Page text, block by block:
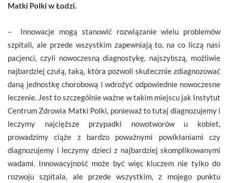
Matki Polki w Łodzi.
– Innowacje mogą stanowić rozwiązanie wielu problemów
szpitali, ale przede wszystkim zapewniają to, na co liczą nasi
pacjenci, czyli nowoczesną diagnostykę, najszybszą, możliwie
najbardziej czułą, taką, która pozwoli skutecznie zdiagnozować
daną jednostkę chorobową i wdrożyć odpowiednie nowoczesne
leczenie. Jest to szczególnie ważne w takim miejscu jak Instytut
Centrum Zdrowia Matki Polki, ponieważ to tutaj diagnozujemy i
leczymy najcięższe przypadki nowotworów u kobiet,
prowadzimy ciąże z bardzo poważnymi powikłaniami czy
diagnozujemy i leczymy dzieci z najbardziej skomplikowanymi
wadami. Innowacyjność może być więc kluczem nie tylko do
rozwoju szpitala, ale przede wszystkim, z mojego punktu